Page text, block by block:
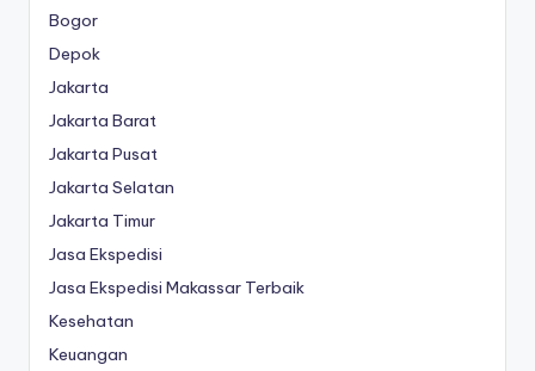
Bogor
Depok
Jakarta
Jakarta Barat
Jakarta Pusat
Jakarta Selatan
Jakarta Timur
Jasa Ekspedisi
Jasa Ekspedisi Makassar Terbaik
Kesehatan
Keuangan